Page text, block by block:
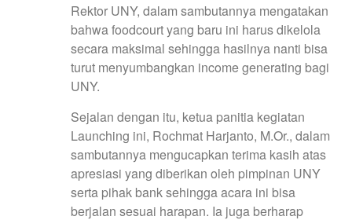
Rektor UNY, dalam sambutannya mengatakan
bahwa foodcourt yang baru ini harus dikelola
secara maksimal sehingga hasilnya nanti bisa
turut menyumbangkan income generating bagi
UNY.
Sejalan dengan itu, ketua panitia kegiatan
Launching ini, Rochmat Harjanto, M.Or., dalam
sambutannya mengucapkan terima kasih atas
apresiasi yang diberikan oleh pimpinan UNY
serta pihak bank sehingga acara ini bisa
berjalan sesuai harapan. Ia juga berharap